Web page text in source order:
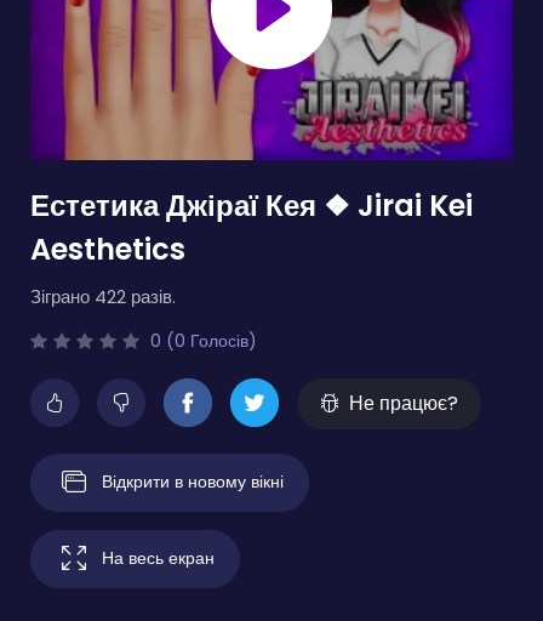
Естетика Джіраї Кея ❖ Jirai Kei
Aesthetics
Зіграно 422 разів.
0 (0 Голосів)
Не працює?
Відкрити в новому вікні
На весь екран